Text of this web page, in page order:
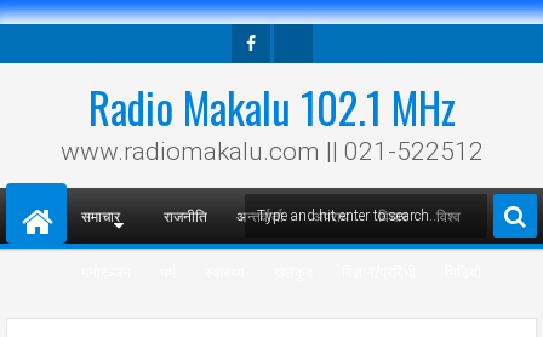
Radio Makalu 102.1 MHz
www.radiomakalu.com || 021-522512
समाचार राजनीति अन्तर्वार्ता अपराध विचार विश्व